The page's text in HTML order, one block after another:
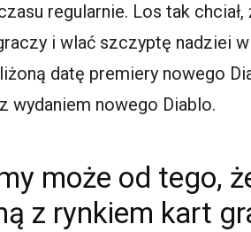
regularnie. Los tak
i wlać szczyptę nadziei
datę premiery nowego
wydaniem nowego Diablo.
może od tego,
z rynkiem kart